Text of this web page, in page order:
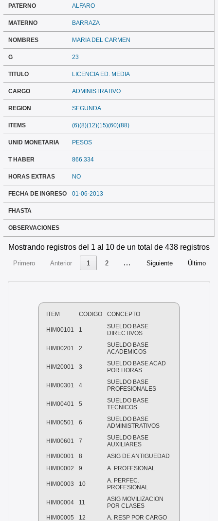
PATERNO ALFARO
MATERNO BARRAZA
NOMBRES MARIA DEL CARMEN
G 23
TITULO LICENCIA ED. MEDIA
CARGO ADMINISTRATIVO
REGION SEGUNDA
ITEMS (6)(8)(12)(15)(60)(88)
UNID MONETARIA PESOS
T HABER 866.334
HORAS EXTRAS NO
FECHA DE INGRESO 01-06-2013
FHASTA
OBSERVACIONES
Mostrando registros del 1 al 10 de un total de 438 registros
Primero Anterior 1 2 … Siguiente Último
ITEM CODIGO CONCEPTO
HIM00101 1
SUELDO BASE
DIRECTIVOS
HIM00201 2
SUELDO BASE
ACADEMICOS
HIM20001 3
SUELDO BASE ACAD
POR HORAS
HIM00301 4
SUELDO BASE
PROFESIONALES
HIM00401 5
SUELDO BASE
TECNICOS
HIM00501 6
SUELDO BASE
ADMINISTRATIVOS
HIM00601 7
SUELDO BASE
AUXILIARES
HIM00001
8
ASIG DE ANTIGUEDAD
HIM00002
9 A PROFESIONAL
HIM00003 10
A. PERFEC.
PROFESIONAL
HIM00004 11
ASIG MOVILIZACION
POR CLASES
HIM00005
12 A. RESP POR CARGO